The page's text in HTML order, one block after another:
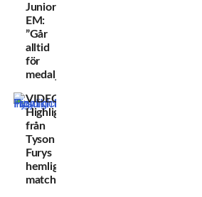
Junior-
EM:
”Går
alltid
för
medalj!”
VIDEO:
Highlights
från
Tyson
Furys
hemliga
match